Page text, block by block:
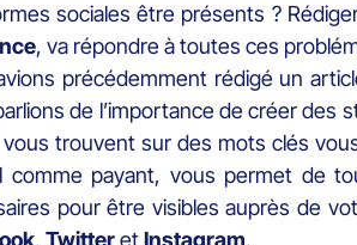
sociales être présents ?
, va répondre à toutes ces
précédemment rédigé un
de l’importance de créer des
trouvent sur des mots clés
comme payant, vous permet de
pour être visibles auprès de
, TwitteretInstagram.